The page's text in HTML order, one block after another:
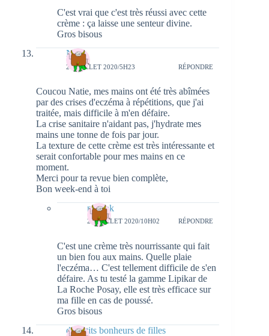
C'est vrai que c'est très réussi avec cette
crème : ça laisse une senteur divine.
Gros bisous
Nina
25 JUILLET 2020/5H23 RÉPONDRE
Coucou Natie, mes mains ont été très abîmées
par des crises d'eczéma à répétitions, que j'ai
traitée, mais difficile à m'en défaire.
La crise sanitaire n'aidant pas, j'hydrate mes
mains une tonne de fois par jour.
La texture de cette crème est très intéressante et
serait confortable pour mes mains en ce
moment.
Merci pour ta revue bien complète,
Bon week-end à toi
natieak
27 JUILLET 2020/10H02 RÉPONDRE
C'est une crème très nourrissante qui fait
un bien fou aux mains. Quelle plaie
l'eczéma… C'est tellement difficile de s'en
défaire. As tu testé la gamme Lipikar de
La Roche Posay, elle est très efficace sur
ma fille en cas de poussé.
Gros bisous
des ptits bonheurs de filles